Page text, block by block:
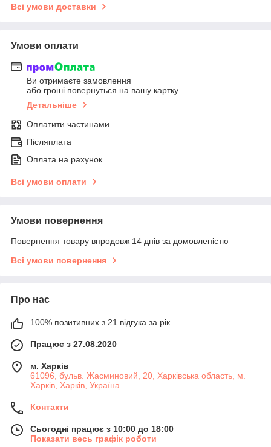
Всі умови доставки
Умови оплати
Ви отримаєте замовлення
або гроші повернуться на вашу картку
Детальніше
Оплатити частинами
Післяплата
Оплата на рахунок
Всі умови оплати
Умови повернення
Повернення товару впродовж 14 днів за домовленістю
Всі умови повернення
Про нас
100% позитивних з 21 відгука за рік
Працює з 27.08.2020
м. Харків
61096, бульв. Жасминовий, 20, Харківська область, м.
Харків, Харків, Україна
Контакти
Сьогодні працює з 10:00 до 18:00
Показати весь графік роботи